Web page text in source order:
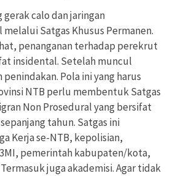
calo dan jaringan
Satgas Khusus Permanen.
penanganan terhadap perekrut
insidental. Setelah muncul
Pola ini yang harus
NTB perlu membentuk Satgas
Non Prosedural yang bersifat
tahun. Satgas ini
Kerja se-NTB, kepolisian,
pemerintah kabupaten/kota,
juga akademisi. Agar tidak